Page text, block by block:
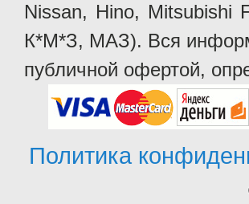
Nissan, Hino, Mitsubishi
К*М*З, МАЗ). Вся
публичной офертой,
Политика